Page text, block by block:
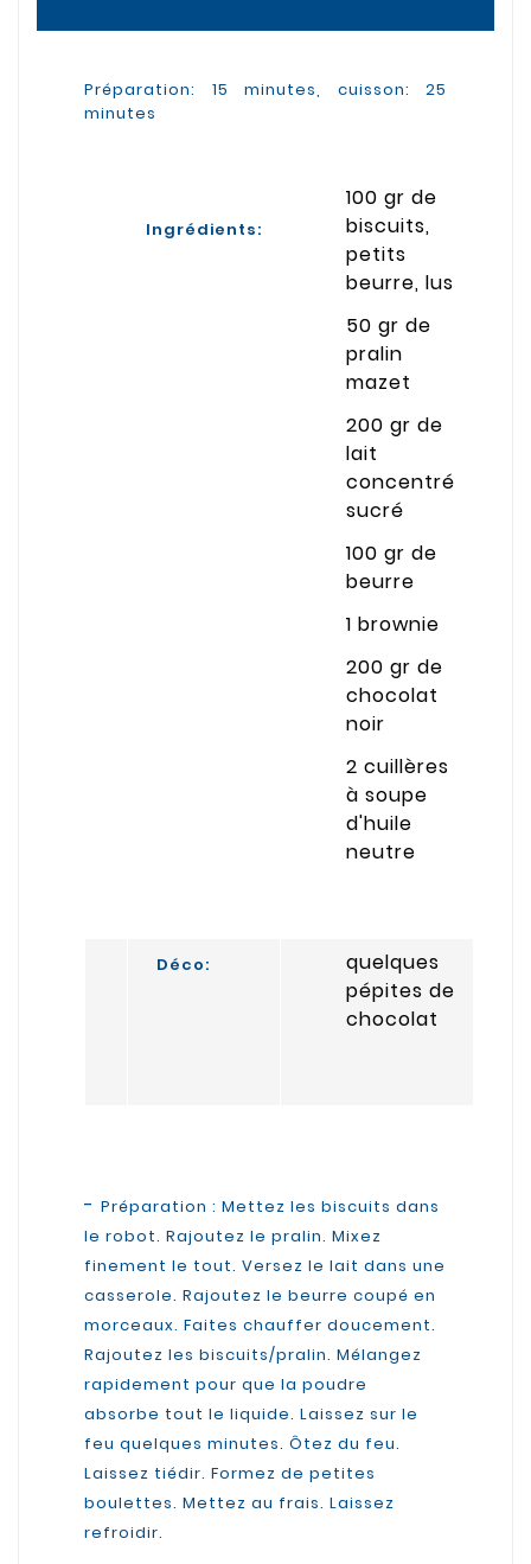
Préparation: 15 minutes, cuisson: 25
minutes
Ingrédients:
100 gr de
biscuits,
petits
beurre, lus
50 gr de
pralin
mazet
200 gr de
lait
concentré
sucré
100 gr de
beurre
1 brownie
200 gr de
chocolat
noir
2 cuillères
à soupe
d'huile
neutre
Déco:
quelques
pépites de
chocolat
- Préparation : Mettez les biscuits dans
le robot. Rajoutez le pralin. Mixez
finement le tout. Versez le lait dans une
casserole. Rajoutez le beurre coupé en
morceaux. Faites chauffer doucement.
Rajoutez les biscuits/pralin. Mélangez
rapidement pour que la poudre
absorbe tout le liquide. Laissez sur le
feu quelques minutes. Ôtez du feu.
Laissez tiédir. Formez de petites
boulettes. Mettez au frais. Laissez
refroidir.